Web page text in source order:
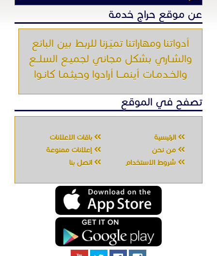
عن موقع حراج خدمة
أدواتنا ومهاراتنا تميّـزنا للربط بين البائع
والشـاري بشكل مجاني لجميـع السلــع
والخـدمـات أينمـــا أرادوا وحيثـمـا كانـوا
تصفح في الموقع
الرئيسية
باقات الإعلانات
من نحن
إعلانات ممنوعة
شروط الاستخدام
اتصل بنا